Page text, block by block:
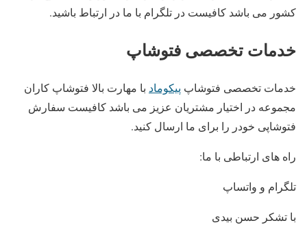
کشور می باشد کافیست در تلگرام با ما در ارتباط باشید.
خدمات تخصصی فتوشاپ
خدمات تخصصی فتوشاپ پیکوماد با مهارت بالا فتوشاپ کاران
مجموعه در اختیار مشتریان عزیز می باشد کافیست سفارش
فتوشاپی خودر را برای ما ارسال کنید.
راه های ارتباطی با ما:
تلگرام و واتساپ
با تشکر حسن بیدی